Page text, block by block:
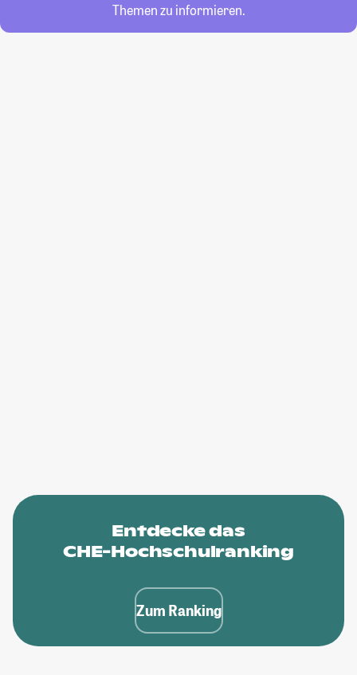
Themen zu informieren.
Entdecke das
CHE-Hochschulranking
Zum Ranking